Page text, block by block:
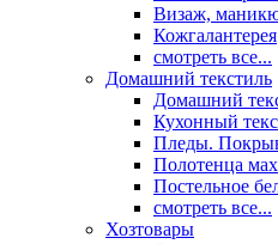
Визаж,
Кожгалантерея
смотреть все...
Домашний текстиль
Домашний
Кухонный
Пледы.
Полотенца
Постельное
смотреть все...
Хозтовары